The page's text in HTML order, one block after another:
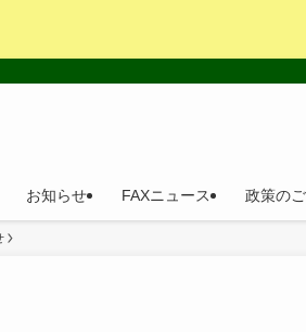
お知らせ FAXニュース 政策の